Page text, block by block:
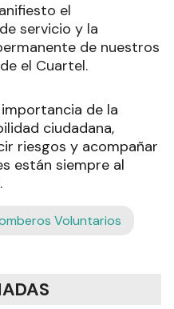
el
servicio y la
de nuestros
el Cuartel.
de la
ciudadana,
riesgos y acompañar
están siempre al
Voluntarios